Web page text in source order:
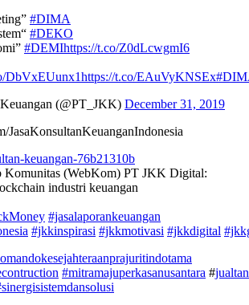
#DIMA
#DEKO
#DEMIhttps://t.co/Z0dLcwgmI6
DbVxEUunx1https://t.co/EAuVyKNSEx
(@PT_JKK) December 31, 2019
JasaKonsultanKeuanganIndonesia
keuangan-76b21310b
(WebKom) PT JKK Digital:
industri keuangan
#jasalaporankeuangan
#jkkinspirasi #jkkmotivasi #jkkdigital
#mitramajuperkasanusantara #